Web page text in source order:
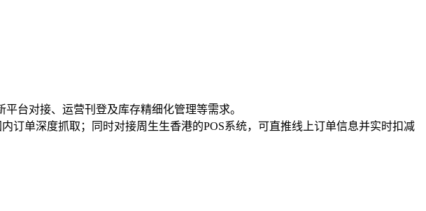
台对接、运营刊登及库存精细化管理等需求。
单深度抓取；同时对接周生生香港的POS系统，可直推线上订单信息并实时扣减